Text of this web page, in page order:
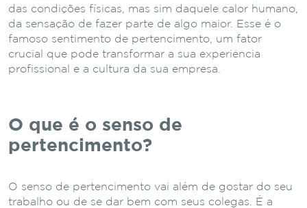
das condições físicas, mas sim daquele calor humano,
da sensação de fazer parte de algo maior. Esse é o
famoso sentimento de pertencimento, um fator
crucial que pode transformar a sua experiência
profissional e a cultura da sua empresa.
O que é o senso de
pertencimento?
O senso de pertencimento vai além de gostar do seu
trabalho ou de se dar bem com seus colegas. É a